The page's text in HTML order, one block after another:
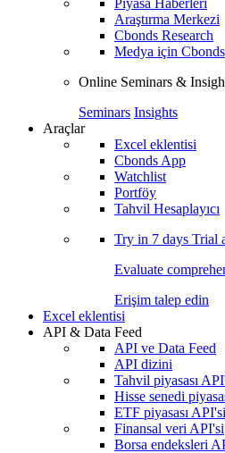
Piyasa Haberleri
Araştırma Merkezi
Cbonds Research
Medya için Cbonds
Online Seminars &
Seminars Insights
Araçlar
Excel eklentisi
Cbonds App
Watchlist
Portföy
Tahvil Hesaplayıcı
Try in 7 days Trial
Evaluate
Erişim talep edin
Excel eklentisi
API & Data Feed
API ve Data Feed
API dizini
Tahvil piyasası
Hisse senedi
ETF piyasası API'si
Finansal veri API'si
Borsa endeksleri